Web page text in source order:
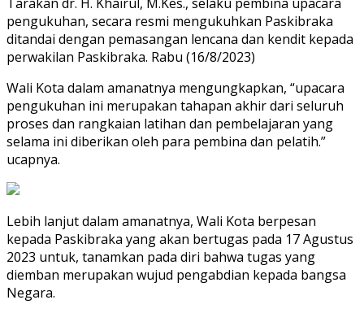
pengukuhan, secara resmi mengukuhkan Paskibraka
ditandai dengan pemasangan lencana dan kendit kepada
perwakilan Paskibraka. Rabu (16/8/2023)
Wali Kota dalam amanatnya mengungkapkan, “upacara
pengukuhan ini merupakan tahapan akhir dari seluruh
proses dan rangkaian latihan dan pembelajaran yang
selama ini diberikan oleh para pembina dan pelatih.”
ucapnya.
Lebih lanjut dalam amanatnya, Wali Kota berpesan
kepada Paskibraka yang akan bertugas pada 17 Agustus
2023 untuk, tanamkan pada diri bahwa tugas yang
diemban merupakan wujud pengabdian kepada bangsa
Negara.